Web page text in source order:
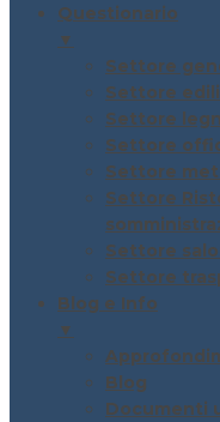
Questionario
▼
Settore
Settore
Settore
Settore
Settore
Settore
Settore
Settore
Blog e Info
▼
Blog
Documenti